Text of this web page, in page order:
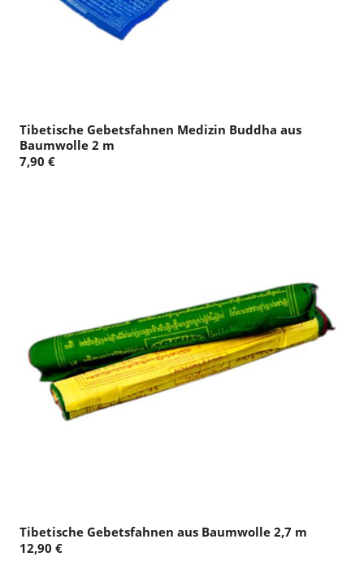
Tibetische Gebetsfahnen Medizin Buddha aus
Baumwolle 2 m
7,90 €
Tibetische Gebetsfahnen aus Baumwolle 2,7 m
12,90 €